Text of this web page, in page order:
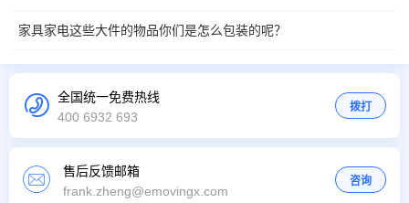
家具家电这些大件的物品你们是怎么包装的呢？
全国统一免费热线
400 6932 693
拨打
售后反馈邮箱
frank.zheng@emovingx.com
咨询